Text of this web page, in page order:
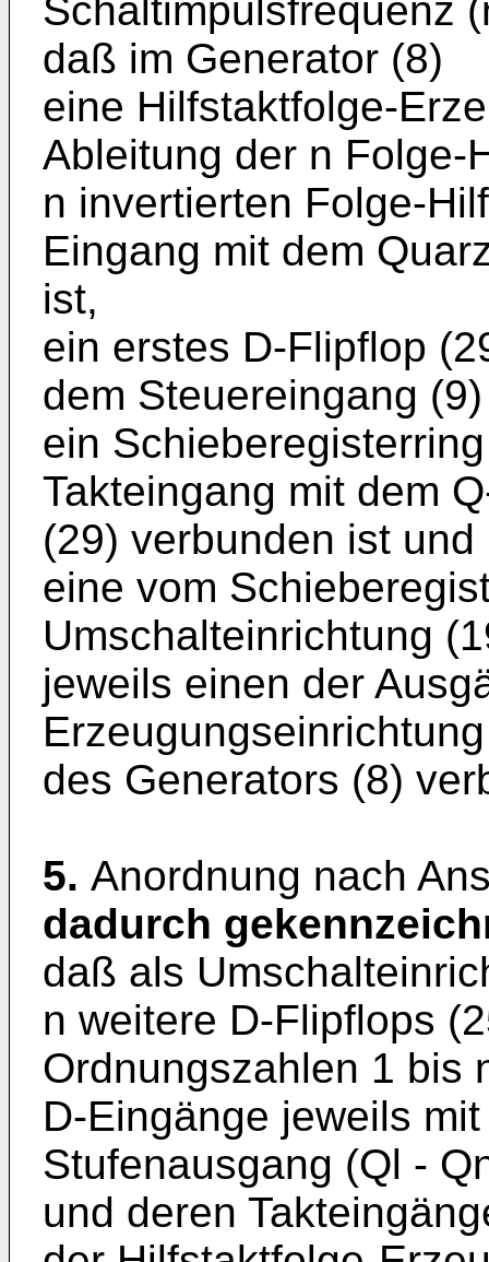
Schaltimpulsfrequenz
daß im Generator (8)
eine Hilfstaktfolge-
Ableitung der n Folge-
n invertierten Folge-
Eingang mit dem
ist,
ein erstes D-Flipflop
dem Steuereingang
ein
Takteingang mit dem
(29) verbunden ist und
eine vom
Umschalteinrichtung
jeweils einen der
des Generators (8)
5. Anordnung nach
dadurch
daß als
n weitere D-Flipflops
Ordnungszahlen 1 bis
D-Eingänge jeweils
Stufenausgang (Ql -
und deren